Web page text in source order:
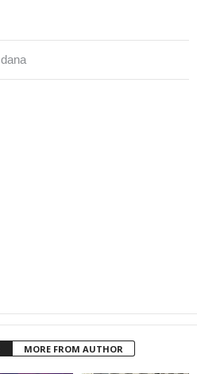
MORE FROM AUTHOR